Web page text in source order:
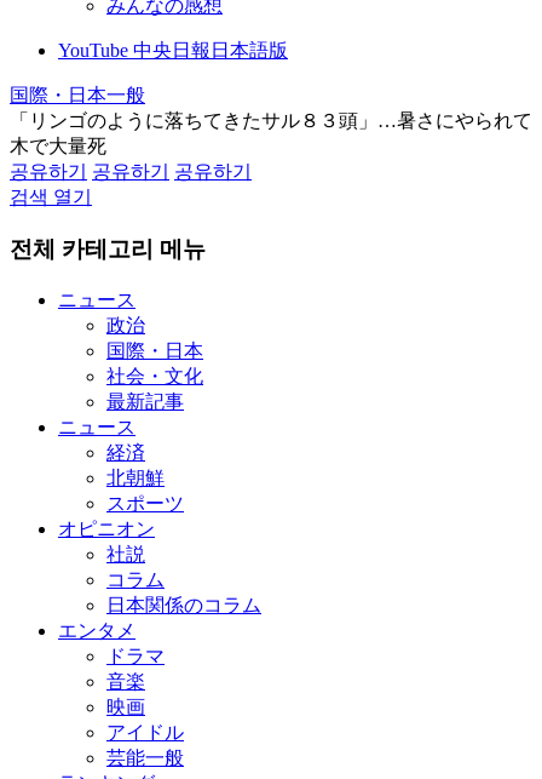
みんなの感想
YouTube 中央日報日本語版
国際・日本一般
「リンゴのように落ちてきたサル８３頭」…暑さにやられて
木で大量死
공유하기
공유하기
공유하기
검색 열기
전체 카테고리 메뉴
ニュース
政治
国際・日本
社会・文化
最新記事
ニュース
経済
北朝鮮
スポーツ
オピニオン
社説
コラム
日本関係のコラム
エンタメ
ドラマ
音楽
映画
アイドル
芸能一般